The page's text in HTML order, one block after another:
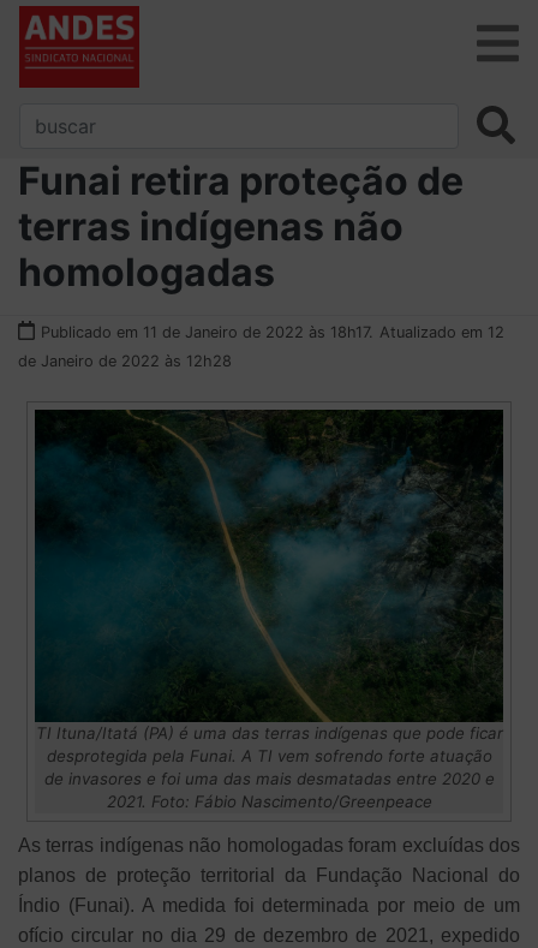
Funai retira proteção de
terras indígenas não
homologadas
Publicado em 11 de Janeiro de 2022 às 18h17. Atualizado em 12
de Janeiro de 2022 às 12h28
TI Ituna/Itatá (PA) é uma das terras indígenas que pode ficar
desprotegida pela Funai. A TI vem sofrendo forte atuação
de invasores e foi uma das mais desmatadas entre 2020 e
2021. Foto: Fábio Nascimento/Greenpeace
As terras indígenas não homologadas foram excluídas dos
planos de proteção territorial da Fundação Nacional do
Índio (Funai). A medida foi determinada por meio de um
ofício circular no dia 29 de dezembro de 2021, expedido